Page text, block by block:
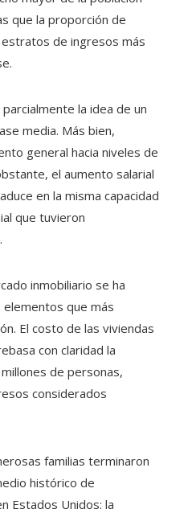
que la proporción de
de ingresos más
la idea de un
media. Más bien,
general hacia niveles de
el aumento salarial
en la misma capacidad
que tuvieron
inmobiliario se ha
que más
El costo de las viviendas
con claridad la
de personas,
considerados
familias terminaron
histórico de
Estados Unidos: la